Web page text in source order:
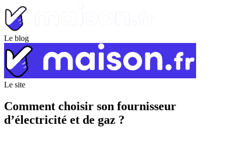
Le blog
Le site
Comment choisir son fournisseur
d’électricité et de gaz ?